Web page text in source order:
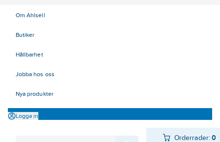
Om Ahlsell
Butiker
Hållbarhet
Jobba hos oss
Nya produkter
Logga in
Orderrader:0